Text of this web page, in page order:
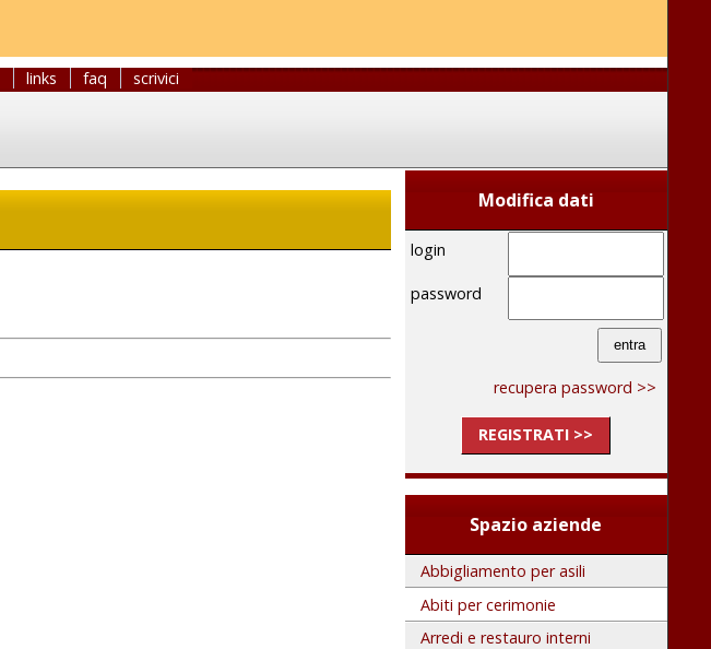
links faq scrivici
Modifica dati
login
password
recupera password >>
REGISTRATI >>
Spazio aziende
Abbigliamento per asili
Abiti per cerimonie
Arredi e restauro interni